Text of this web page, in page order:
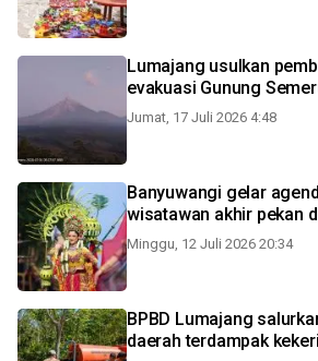
Lumajang usulkan
evakuasi Gunung
Jumat, 17 Juli 2026 4:48
Banyuwangi gelar
wisatawan akhir pekan
Minggu, 12 Juli 2026 20:34
BPBD Lumajang
daerah terdampak